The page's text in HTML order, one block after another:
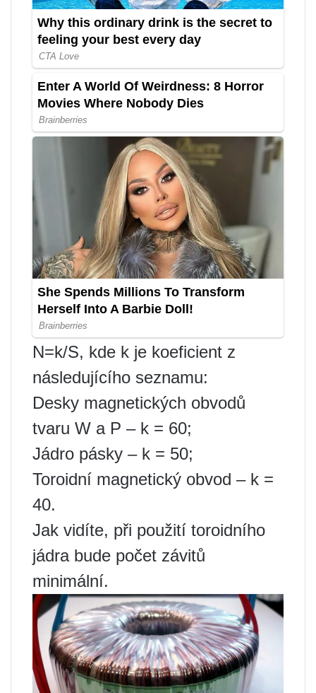
N=k/S, kde k je koeficient z
následujícího seznamu:
Desky magnetických obvodů
tvaru W a P – k = 60;
Jádro pásky – k = 50;
Toroidní magnetický obvod – k =
40.
Jak vidíte, při použití toroidního
jádra bude počet závitů
minimální.